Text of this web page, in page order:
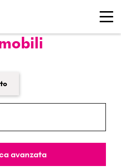
avanzata